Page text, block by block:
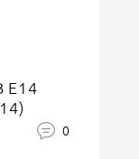
Е14
0